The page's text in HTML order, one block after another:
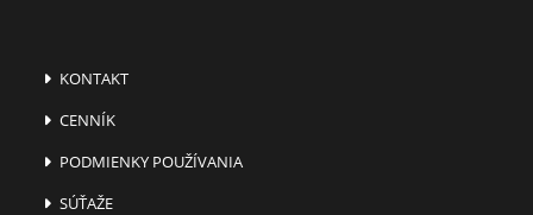
KONTAKT
CENNÍK
PODMIENKY POUŽÍVANIA
SÚŤAŽE